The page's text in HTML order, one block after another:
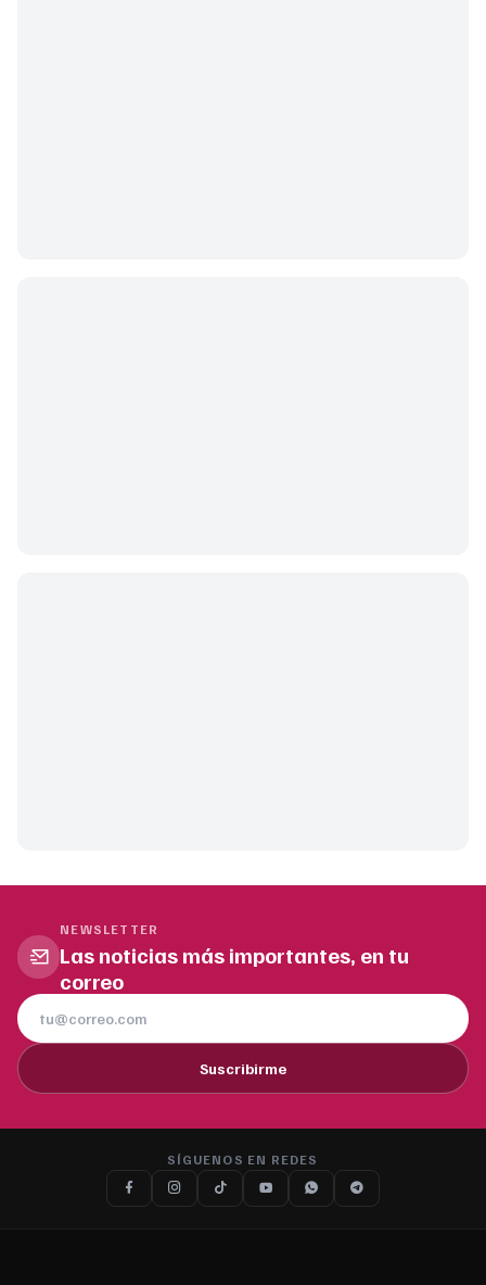
NEWSLETTER
Las noticias más importantes, en tu
correo
Suscribirme
SÍGUENOS EN REDES